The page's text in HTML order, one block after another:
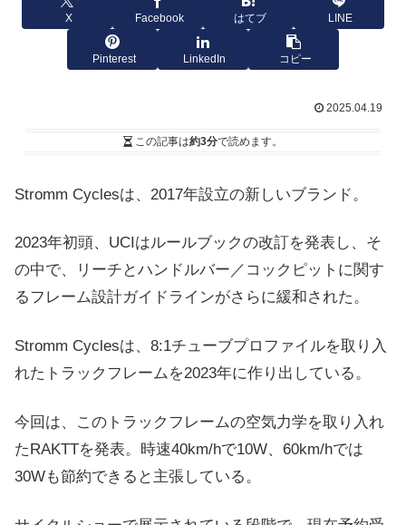
X Facebook はてブ LINE
Pinterest LinkedIn コピー
2025.04.19
この記事は約3分で読めます。
Stromm Cyclesは、2017年設立の新しいブランド。
2023年初頭、UCIはルールブックの改訂を発表し、そ
の中で、リーチとハンドルバー／コックピットに関す
るフレーム設計ガイドラインがさらに緩和された。
Stromm Cyclesは、8:1チューブプロファイルを取り入
れたトラックフレームを2023年に作り出している。
今回は、このトラックフレームの空気力学を取り入れ
たRAKTTを発表。時速40km/hで10W、60km/hでは
30Wも節約できると主張している。